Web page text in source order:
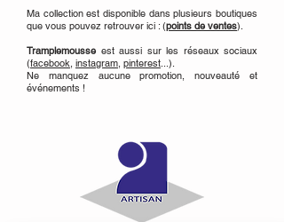
Ma collection est disponible dans plusieurs boutiques
que vous pouvez retrouver ici : (points de ventes).
Tramplemousse est aussi sur les réseaux sociaux
(facebook, instagram, pinterest...).
Ne manquez aucune promotion, nouveauté et
événements !